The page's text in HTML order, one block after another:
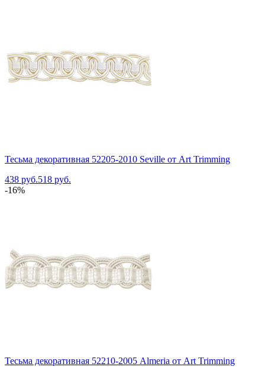
Тесьма декоративная 52205-2010 Seville от Art Trimming
438 руб.518 руб.
-16%
Тесьма декоративная 52210-2005 Almeria от Art Trimming